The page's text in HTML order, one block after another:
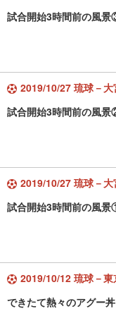
試合開始3時間前の風
2019/10/27 琉球－大
試合開始3時間前の風
2019/10/27 琉球－大
試合開始3時間前の風
2019/10/12 琉球－東
できたて熱々のアグー丼